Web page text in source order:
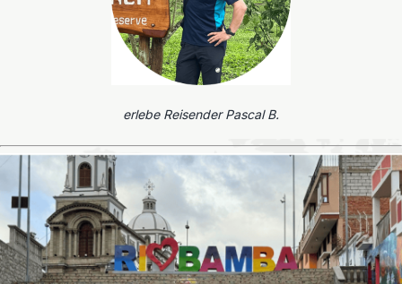
erlebe Reisender Pascal B.